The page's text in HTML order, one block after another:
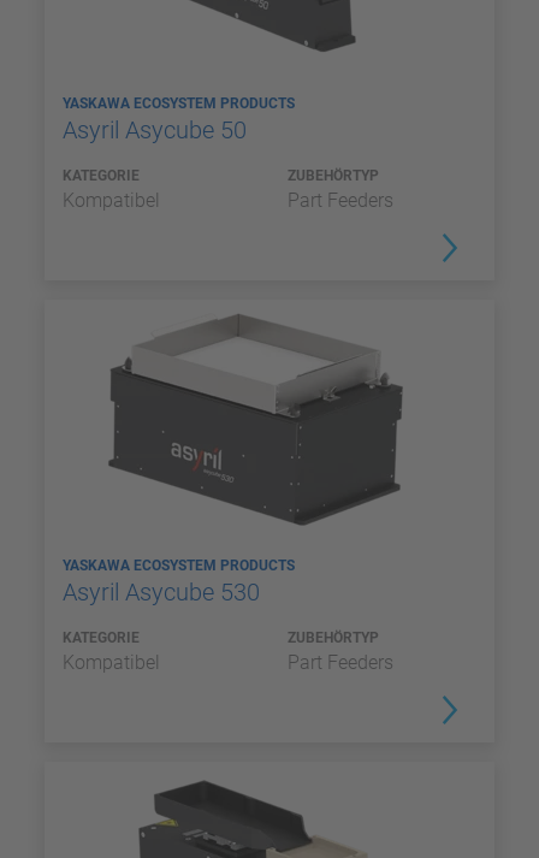
YASKAWA ECOSYSTEM PRODUCTS
Asyril Asycube 50
KATEGORIE
Kompatibel
ZUBEHÖRTYP
Part Feeders
YASKAWA ECOSYSTEM PRODUCTS
Asyril Asycube 530
KATEGORIE
Kompatibel
ZUBEHÖRTYP
Part Feeders